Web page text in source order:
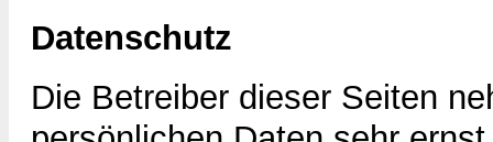
Datenschutz
Die Betreiber dieser Seiten